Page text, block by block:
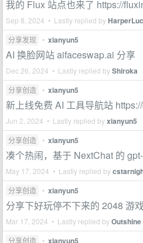
我的 Flux 站点也来了 https://
Sep 8, 2024 • Lastly replied by
分享发现 • xianyun5
AI 换脸网站 aifaceswap.ai 分享
Dec 26, 2024 • Lastly replied byShiroka
分享创造 • xianyun5
新上线免费 AI 工具导航站
Jun 2, 2024 • Lastly replied byxianyun5
分享创造 • xianyun5
凑个热闹，基于 NextChat 的
May 17, 2024 • Lastly replied by
分享创造 • xianyun5
分享下好玩停不下来的 2048 游
Mar 17, 2024 • Lastly replied byOutshine
分享创造 • xianyun5